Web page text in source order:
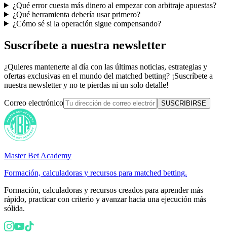
¿Qué error cuesta más dinero al empezar con arbitraje apuestas?
¿Qué herramienta debería usar primero?
¿Cómo sé si la operación sigue compensando?
Suscríbete a nuestra newsletter
¿Quieres mantenerte al día con las últimas noticias, estrategias y
ofertas exclusivas en el mundo del matched betting? ¡Suscríbete a
nuestra newsletter y no te pierdas ni un solo detalle!
Correo electrónico SUSCRIBIRSE
Master Bet Academy
Formación, calculadoras y recursos para matched betting.
Formación, calculadoras y recursos creados para aprender más
rápido, practicar con criterio y avanzar hacia una ejecución más
sólida.